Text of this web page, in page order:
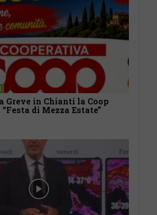
Greve in Chianti la Coop
di Mezza Estate”